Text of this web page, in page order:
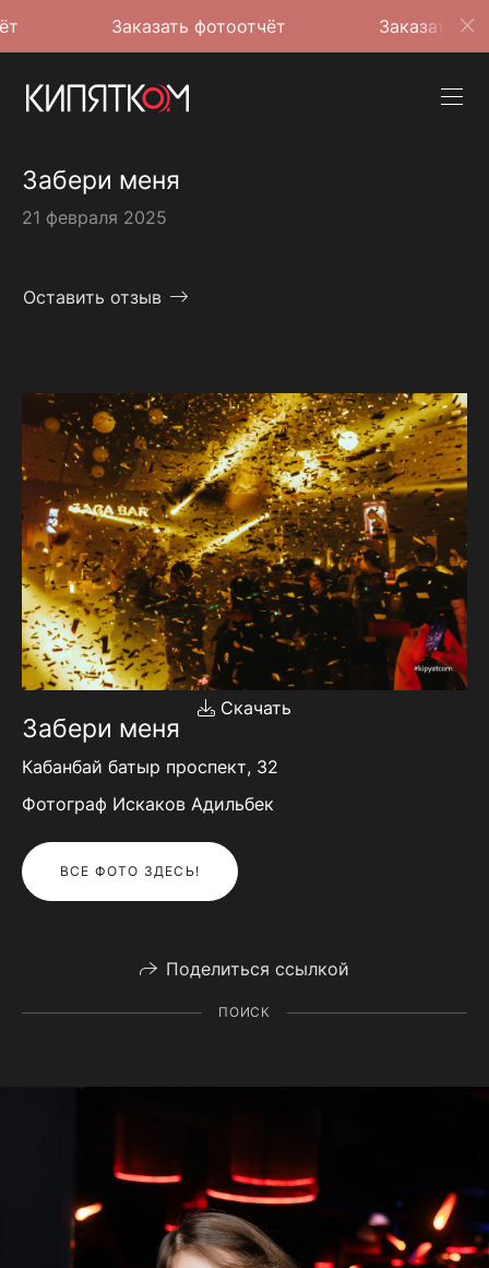
Заказать фотоотчёт Заказать
Забери меня
21 февраля 2025
Оставить отзыв
Скачать
Забери меня
Кабанбай батыр проспект, 32
Фотограф Искаков Адильбек
ВСЕ ФОТО ЗДЕСЬ!
Поделиться ссылкой
ПОИСК